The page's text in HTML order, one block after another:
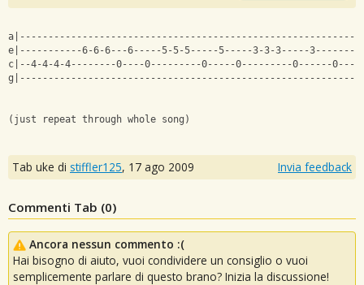
e|-----------6-6-6---6-----5-5-5-----5-----3-3-3-----
c|--4-4-4-4--------0----0---------0-----0---------0------
(just repeat through whole song)
Tab uke di stiffler125, 17 ago 2009 Invia feedback
Commenti Tab (0)
Ancora nessun commento :(
Hai bisogno di aiuto, vuoi condividere un consiglio o vuoi
semplicemente parlare di questo brano? Inizia la discussione!